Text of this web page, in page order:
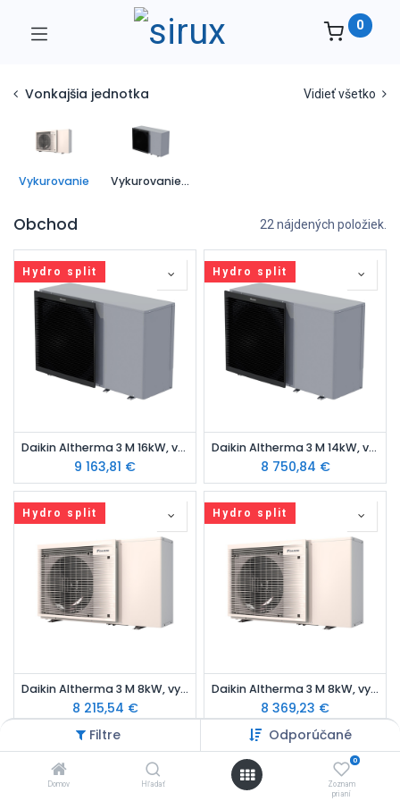
Filtre Odporúčané
Domov Hľadať
0
Zoznam
prianí
0
Vonkajšia jednotka Vidieť všetko
Vykurovanie Vykurovanie a chladenie
Obchod 22 nájdených položiek.
Hydro split
Daikin Altherma 3 M 16kW, vykurovanie, vonkajšia jednotka monoblok
9 163,81 €
Hydro split
Daikin Altherma 3 M 14kW, vykurovanie, vonkajšia jednotka monoblok
8 750,84 €
Hydro split
Daikin Altherma 3 M 8kW, vykurovanie, vonkajšia jednotka monoblok
8 215,54 €
Hydro split
Daikin Altherma 3 M 8kW, vykurovanie, vonkajšia jednotka monoblok
8 369,23 €
Hydro split Hydro split